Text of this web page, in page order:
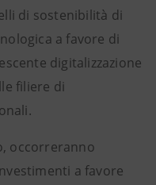
di sostenibilità di
a favore di
digitalizzazione
filiere di
occorreranno
a favore